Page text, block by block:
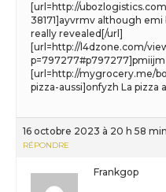
[url=http://
38171]ayvrmv although emi
really revealed[/url]
[url=http://l4dzone.com/
[url=http://mygrocery.me/
pizza-aussi]onfyzh La pizza
16 octobre 2023 à 20 h 58 min
RÉPONDRE
Frankgop